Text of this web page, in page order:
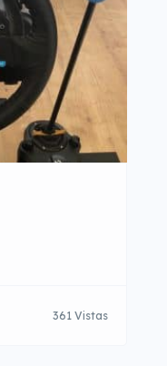
361 Vistas